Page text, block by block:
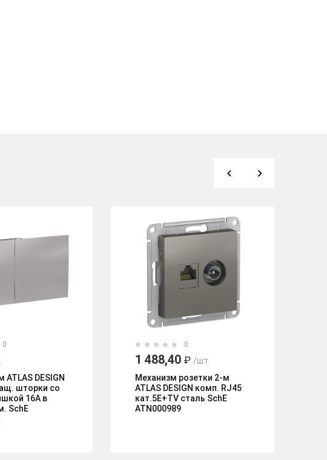
0
ATLAS DESIGN
шторки со
16А в
SchE
0
1 488,40 ₽ /шт.
Механизм розетки 2-м
ATLAS DESIGN комп. RJ45
кат.5E+TV сталь SchE
ATN000989